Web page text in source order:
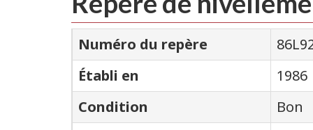
Numéro du repère
Établi en
1986
Condition
Bon